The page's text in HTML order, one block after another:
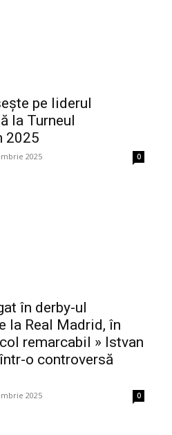
pe liderul
la Turneul
2025
2025 0
în derby-ul
la Real Madrid, în
remarcabil » Istvan
o controversă
2025 0